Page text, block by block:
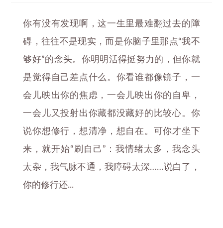
你有没有发现啊，这一生里最难翻过去的障
碍，往往不是现实，而是你脑子里那点“我不
够好”的念头。你明明活得挺努力的，但你就
是觉得自己差点什么。你看谁都像镜子，一
会儿映出你的焦虑，一会儿映出你的自卑，
一会儿又投射出你藏都没藏好的比较心。你
说你想修行，想清净，想自在。可你才坐下
来，就开始“刷自己”：我情绪太多，我念头
太杂，我气脉不通，我障碍太深……说白了，
你的修行还...